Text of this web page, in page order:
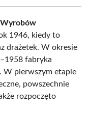
1946, kiedy to
drażetek. W okresie
fabryka
W pierwszym etapie
powszechnie
rozpoczęto